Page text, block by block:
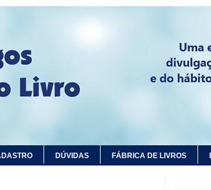
DÚVIDAS FÁBRICA DE LIVROS